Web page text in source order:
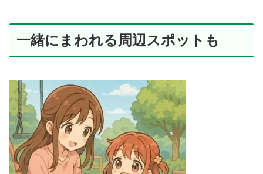
一緒にまわれる周辺スポットも